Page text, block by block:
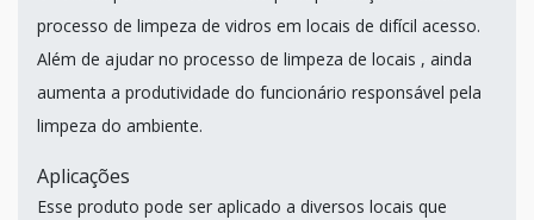
processo de limpeza de vidros em locais de difícil acesso.
Além de ajudar no processo de limpeza de locais , ainda
aumenta a produtividade do funcionário responsável pela
limpeza do ambiente.
Aplicações
Esse produto pode ser aplicado a diversos locais que